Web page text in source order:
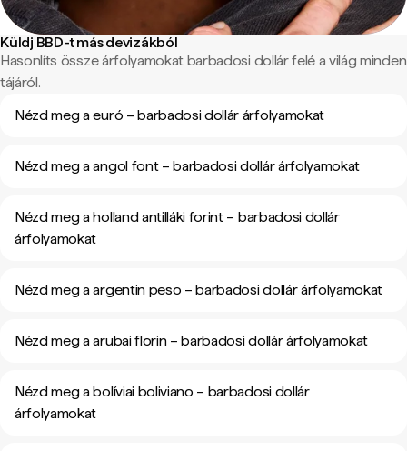
Küldj BBD-t más devizákból
Hasonlíts össze árfolyamokat barbadosi dollár felé a világ minden
tájáról.
Nézd meg a euró – barbadosi dollár árfolyamokat
Nézd meg a angol font – barbadosi dollár árfolyamokat
Nézd meg a holland antilláki forint – barbadosi dollár
árfolyamokat
Nézd meg a argentin peso – barbadosi dollár árfolyamokat
Nézd meg a arubai florin – barbadosi dollár árfolyamokat
Nézd meg a bolíviai boliviano – barbadosi dollár
árfolyamokat